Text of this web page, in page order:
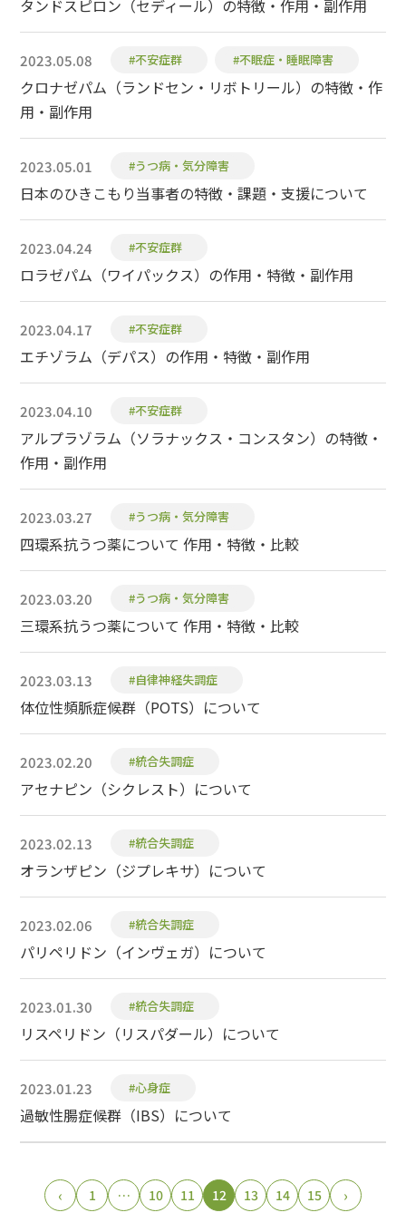
タンドスピロン（セディール）の特徴・作用・副作用
2023.05.08 #不安症群 #不眠症・睡眠障害
クロナゼパム（ランドセン・リボトリール）の特徴・作
用・副作用
2023.05.01 #うつ病・気分障害
日本のひきこもり当事者の特徴・課題・支援について
2023.04.24 #不安症群
ロラゼパム（ワイパックス）の作用・特徴・副作用
2023.04.17 #不安症群
エチゾラム（デパス）の作用・特徴・副作用
2023.04.10 #不安症群
アルプラゾラム（ソラナックス・コンスタン）の特徴・
作用・副作用
2023.03.27 #うつ病・気分障害
四環系抗うつ薬について 作用・特徴・比較
2023.03.20 #うつ病・気分障害
三環系抗うつ薬について 作用・特徴・比較
2023.03.13 #自律神経失調症
体位性頻脈症候群（POTS）について
2023.02.20 #統合失調症
アセナピン（シクレスト）について
2023.02.13 #統合失調症
オランザピン（ジプレキサ）について
2023.02.06 #統合失調症
パリペリドン（インヴェガ）について
2023.01.30 #統合失調症
リスペリドン（リスパダール）について
2023.01.23 #心身症
過敏性腸症候群（IBS）について
‹ 1 … 10 11 12 13 14 15 ›